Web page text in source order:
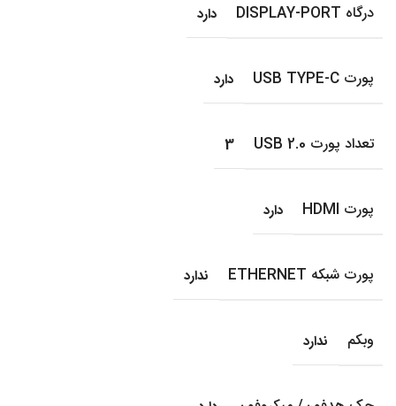
درگاه DISPLAY-PORT دارد
پورت USB TYPE-C دارد
تعداد پورت USB 2.0 3
پورت HDMI دارد
پورت شبکه ETHERNET ندارد
وبکم ندارد